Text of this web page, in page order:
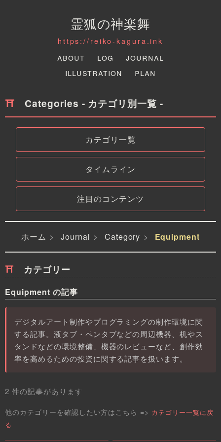
霊狐の神楽舞
https://reiko-kagura.ink
About Log
Journal
Illustration
Plan
Categories - カテゴリ別一覧 -
カテゴリ一覧
タイムライン
注目のコンテンツ
ホーム Journal Category Equipment
カテゴリー
Equipment の記事
デジタルアート制作やプログラミングの制作環境に関
する記事。液タブ・ペンタブなどの周辺機器、机やス
タンドなどの環境整備、機器のレビューなど、創作効
率を高めるための投資に関する記事を扱います。
2 件の記事があります
他のカテゴリーを確認したい方はこちら => カテゴリー一覧に戻
る